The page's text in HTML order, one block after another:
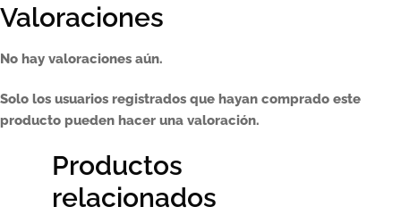
Valoraciones
No hay valoraciones aún.
Solo los usuarios registrados que hayan comprado este
producto pueden hacer una valoración.
Productos
relacionados